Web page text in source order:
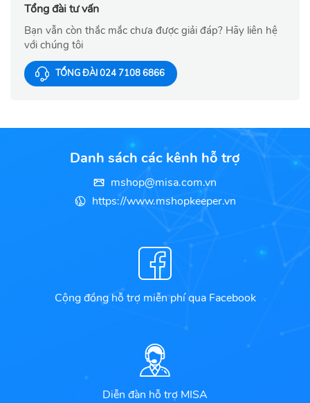
Tổng đài tư vấn
Bạn vẫn còn thắc mắc chưa được giải đáp? Hãy liên hệ
với chúng tôi
TỔNG ĐÀI 024 7108 6866
Danh sách các kênh hỗ trợ
mshop@misa.com.vn
https://www.mshopkeeper.vn
Cộng đồng hỗ trợ miễn phí qua Facebook
Diễn đàn hỗ trợ MISA